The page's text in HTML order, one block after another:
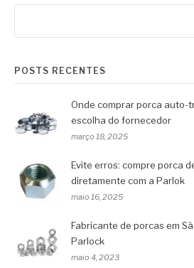
POSTS RECENTES
Onde comprar porca auto-
escolha do fornecedor
março 18, 2025
Evite erros: compre porca
diretamente com a Parlok
maio 16, 2025
Fabricante de porcas em
Parlock
maio 4, 2023